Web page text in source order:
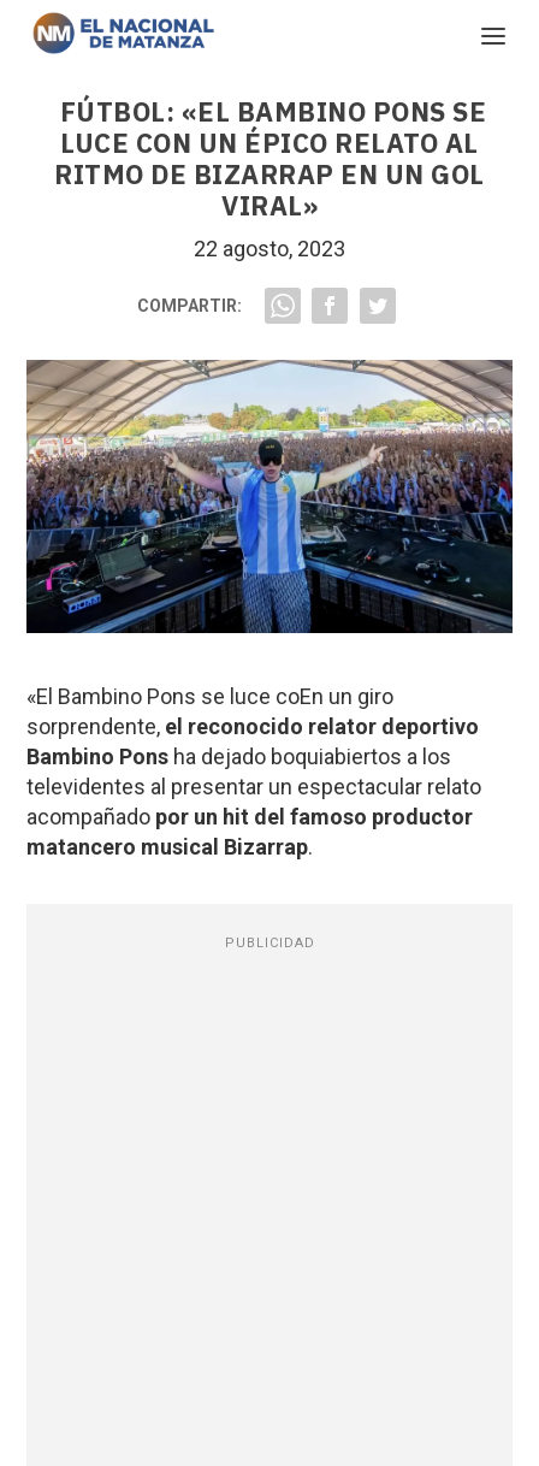
FÚTBOL: «EL BAMBINO PONS SE
LUCE CON UN ÉPICO RELATO AL
RITMO DE BIZARRAP EN UN GOL
VIRAL»
22 agosto, 2023
COMPARTIR:
«El Bambino Pons se luce coEn un giro
sorprendente, el reconocido relator deportivo
Bambino Pons ha dejado boquiabiertos a los
televidentes al presentar un espectacular relato
acompañado por un hit del famoso productor
matancero musical Bizarrap.
PUBLICIDAD